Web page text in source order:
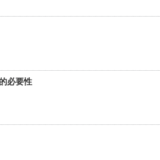
必要性